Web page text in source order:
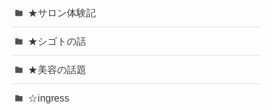
★サロン体験記
★シゴトの話
★美容の話題
☆ingress